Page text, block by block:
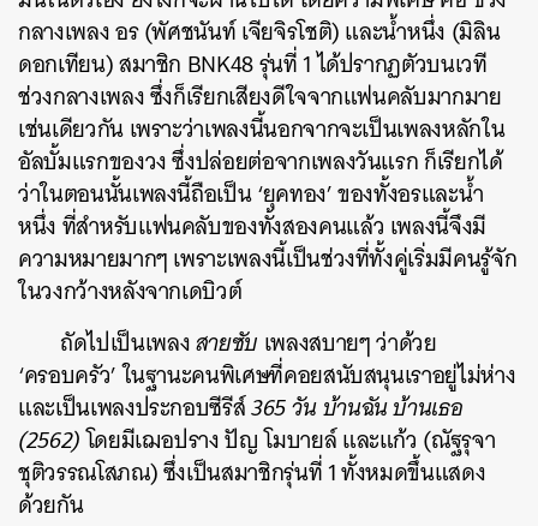
กลางเพลง อร (พัศชนันท์ เจียจิรโชติ) และน้ำหนึ่ง (มิลิน
ดอกเทียน) สมาชิก BNK48 รุ่นที่ 1 ได้ปรากฏตัวบนเวที
ช่วงกลางเพลง ซึ่งก็เรียกเสียงดีใจจากแฟนคลับมากมาย
เช่นเดียวกัน เพราะว่าเพลงนี้นอกจากจะเป็นเพลงหลักใน
อัลบั้มแรกของวง ซึ่งปล่อยต่อจากเพลงวันแรก ก็เรียกได้
ว่าในตอนนั้นเพลงนี้ถือเป็น ‘ยุคทอง’ ของทั้งอรและน้ำ
หนึ่ง ที่สำหรับแฟนคลับของทั้งสองคนแล้ว เพลงนี้จึงมี
ความหมายมากๆ เพราะเพลงนี้เป็นช่วงที่ทั้งคู่เริ่มมีคนรู้จัก
ในวงกว้างหลังจากเดบิวต์
ถัดไปเป็นเพลงสายซับ เพลงสบายๆ ว่าด้วย
‘ครอบครัว’ ในฐานะคนพิเศษที่คอยสนับสนุนเราอยู่ไม่ห่าง
และเป็นเพลงประกอบซีรีส์365 วัน บ้านฉัน บ้านเธอ
(2562)โดยมีเฌอปราง ปัญ โมบายล์ และแก้ว (ณัฐรุจา
ชุติวรรณโสภณ) ซึ่งเป็นสมาชิกรุ่นที่ 1 ทั้งหมดขึ้นแสดง
ด้วยกัน
SHARE TWEET LINE EMAIL